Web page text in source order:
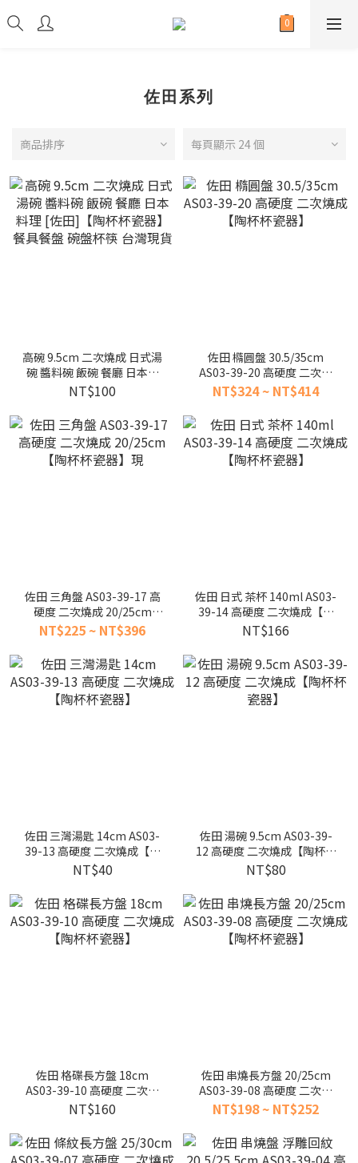
佐田系列
商品排序 每頁顯示 24 個
高碗 9.5cm 二次燒成 日式湯
碗 醬料碗 飯碗 餐廳 日本料
理 [佐田]【陶杯杯瓷器】餐
具餐盤 碗盤杯筷 台灣現貨
NT$100
佐田 橢圓盤 30.5/35cm
AS03-39-20 高硬度 二次燒
成【陶杯杯瓷器】
NT$324 ~ NT$414
佐田 三角盤 AS03-39-17 高
硬度 二次燒成 20/25cm
【陶杯杯瓷器】現
NT$225 ~ NT$396
佐田 日式 茶杯 140ml AS03-
39-14 高硬度 二次燒成【陶
杯杯瓷器】
NT$166
佐田 三灣湯匙 14cm AS03-
39-13 高硬度 二次燒成【陶
杯杯瓷器】
NT$40
佐田 湯碗 9.5cm AS03-39-
12 高硬度 二次燒成【陶杯杯
瓷器】
NT$80
佐田 格碟長方盤 18cm
AS03-39-10 高硬度 二次燒
成【陶杯杯瓷器】
NT$160
佐田 串燒長方盤 20/25cm
AS03-39-08 高硬度 二次燒
成【陶杯杯瓷器】
NT$198 ~ NT$252